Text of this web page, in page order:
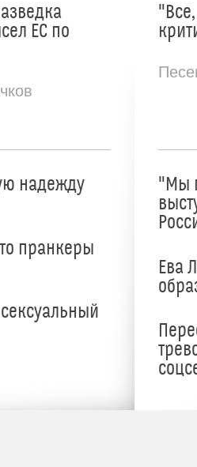
ЕС по
надежду
пранкеры
"Мы
Ева